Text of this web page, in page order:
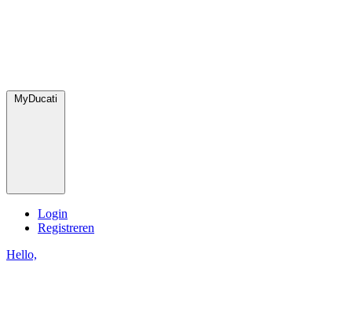
MyDucati
Login
Registreren
Hello,